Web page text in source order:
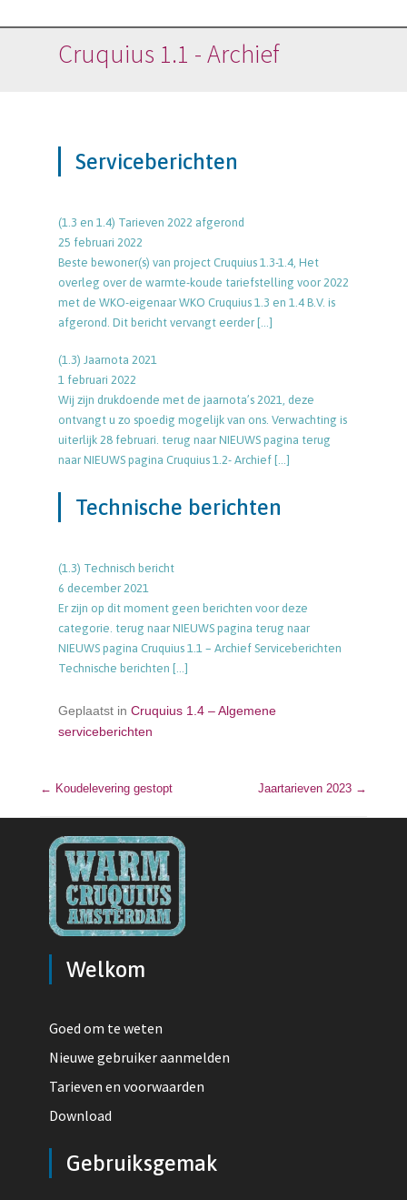
Cruquius 1.1 - Archief
Serviceberichten
(1.3 en 1.4) Tarieven 2022 afgerond
25 februari 2022
Beste bewoner(s) van project Cruquius 1.3-1.4, Het
overleg over de warmte-koude tariefstelling voor 2022
met de WKO-eigenaar WKO Cruquius 1.3 en 1.4 B.V. is
afgerond. Dit bericht vervangt eerder […]
(1.3) Jaarnota 2021
1 februari 2022
Wij zijn drukdoende met de jaarnota’s 2021, deze
ontvangt u zo spoedig mogelijk van ons. Verwachting is
uiterlijk 28 februari. terug naar NIEUWS pagina terug
naar NIEUWS pagina Cruquius 1.2- Archief […]
Technische berichten
(1.3) Technisch bericht
6 december 2021
Er zijn op dit moment geen berichten voor deze
categorie. terug naar NIEUWS pagina terug naar
NIEUWS pagina Cruquius 1.1 – Archief Serviceberichten
Technische berichten […]
Geplaatst in Cruquius 1.4 – Algemene
serviceberichten
Bericht navigatie
← Koudelevering gestopt Jaartarieven 2023 →
Welkom
Goed om te weten
Nieuwe gebruiker aanmelden
Tarieven en voorwaarden
Download
Gebruiksgemak